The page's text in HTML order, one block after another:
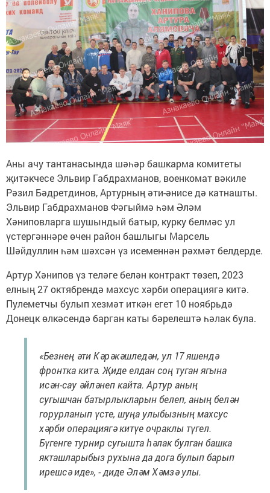
Аны ачу тантанасында шәһәр башкарма комитеты
җитәкчесе Эльвир Габдрахманов, военкомат вәкиле
Рәзил Бәдретдинов, Артурның әти-әнисе дә катнашты.
Эльвир Габдрахманов Фәгыймә һәм Әләм
Хәниповларга шушындый батыр, курку белмәс ул
үстергәннәре өчен район башлыгы Марсель
Шәйдуллин һәм шәхсән үз исеменнән рәхмәт белдерде.
Артур Хәнипов үз теләге белән контракт төзеп, 2023
елның 27 октябрендә махсус хәрби операциягә китә.
Пулеметчы булып хезмәт иткән егет 10 ноябрьдә
Донецк өлкәсендә барган каты бәрелештә һәлак була.
«Безнең әти Кәрәкәшледән, ул 17 яшендә
фронтка китә. Җиде елдан соң туган ягына
исән-сау әйләнеп кайта. Артур аның
сугышчан батырлыкларын белеп, аның белән
горурланып үсте, шуңа улыбызның махсус
хәрби операциягә китүе очраклы түгел.
Бүгенге турнир сугышта һәлак булган башка
якташларыбыз рухына да дога булып барып
ирешсә иде», - диде Әләм Хәмзә улы.